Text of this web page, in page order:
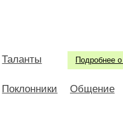
Подробнее о
Таланты
Поклонники Общение